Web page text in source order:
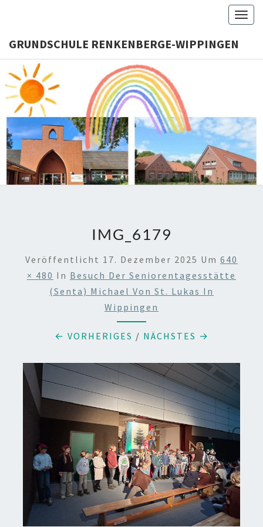
content
GRUNDSCHULE RENKENBERGE-WIPPINGEN
IMG_6179
Veröffentlicht 17. Dezember 2025 Um 640
× 480 In Besuch Der Seniorentagesstätte
(Senta) Michael Von St. Lukas In
Wippingen
← VORHERIGES / NÄCHSTES →